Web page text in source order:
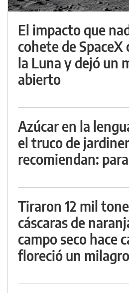
El impacto que
cohete de
la Luna y dejó un
abierto
Azúcar en la
el truco de
recomiendan:
Tiraron 12 mil
cáscaras de
campo seco hace
floreció un milagro